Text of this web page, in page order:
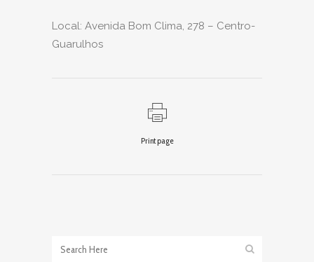
Local: Avenida Bom Clima, 278 – Centro-
Guarulhos
Print page